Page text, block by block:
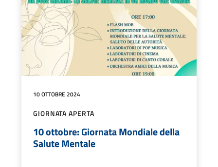
10 OTTOBRE 2024
GIORNATA APERTA
10 ottobre: Giornata Mondiale della
Salute Mentale